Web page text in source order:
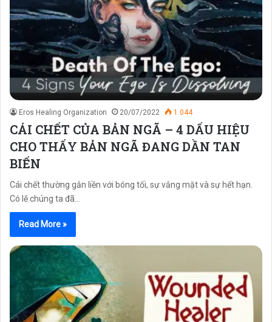
Eros Healing Organization 20/07/2022 1.044
CÁI CHẾT CỦA BẢN NGÃ – 4 DẤU HIỆU
CHO THẤY BẢN NGÃ ĐANG DẦN TAN
BIẾN
Cái chết thường gắn liền với bóng tối, sự vắng mặt và sự hết hạn.
Có lẽ chúng ta đã…
Read More »